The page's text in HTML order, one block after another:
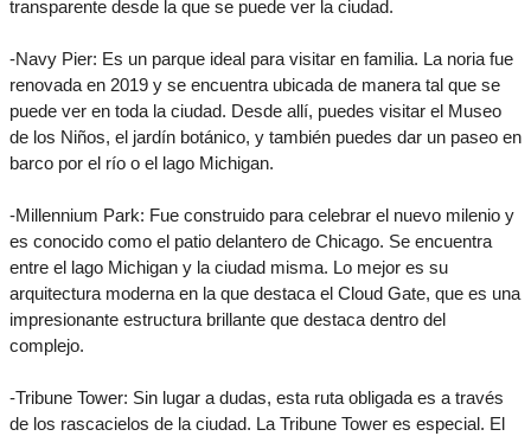
transparente desde la que se puede ver la ciudad.
-Navy Pier: Es un parque ideal para visitar en familia. La noria fue
renovada en 2019 y se encuentra ubicada de manera tal que se
puede ver en toda la ciudad. Desde allí, puedes visitar el Museo
de los Niños, el jardín botánico, y también puedes dar un paseo en
barco por el río o el lago Michigan.
-Millennium Park: Fue construido para celebrar el nuevo milenio y
es conocido como el patio delantero de Chicago. Se encuentra
entre el lago Michigan y la ciudad misma. Lo mejor es su
arquitectura moderna en la que destaca el Cloud Gate, que es una
impresionante estructura brillante que destaca dentro del
complejo.
-Tribune Tower: Sin lugar a dudas, esta ruta obligada es a través
de los rascacielos de la ciudad. La Tribune Tower es especial. El